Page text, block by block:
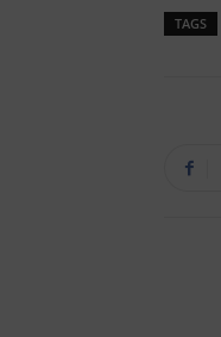
TAGS